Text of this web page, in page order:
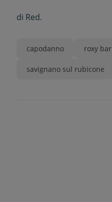
di Red.
capodanno roxy bar
savignano sul rubicone